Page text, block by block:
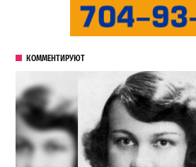
КОММЕНТИРУЮТ